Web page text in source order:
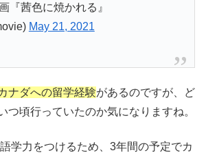
『茜色に焼かれる』
May 21, 2021
ナダへの留学経験があるのですが、ど
つ頃行っていたのか気になりますね。
学力をつけるため、3年間の予定でカ